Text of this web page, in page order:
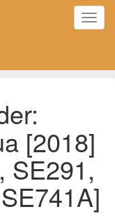
[2018]
SE291,